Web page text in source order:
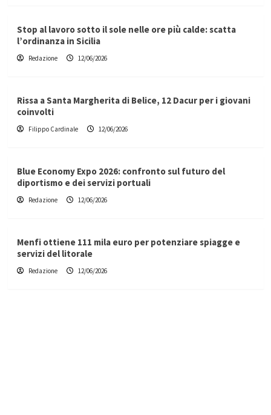
Stop al lavoro sotto il sole nelle ore più calde: scatta
l’ordinanza in Sicilia
Redazione 12/06/2026
Rissa a Santa Margherita di Belice, 12 Dacur per i giovani
coinvolti
Filippo Cardinale 12/06/2026
Blue Economy Expo 2026: confronto sul futuro del
diportismo e dei servizi portuali
Redazione 12/06/2026
Menfi ottiene 111 mila euro per potenziare spiagge e
servizi del litorale
Redazione 12/06/2026